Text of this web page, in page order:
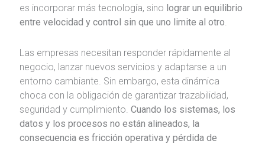
es incorporar más tecnología, sino lograr un equilibrio
entre velocidad y control sin que uno limite al otro.
Las empresas necesitan responder rápidamente al
negocio, lanzar nuevos servicios y adaptarse a un
entorno cambiante. Sin embargo, esta dinámica
choca con la obligación de garantizar trazabilidad,
seguridad y cumplimiento. Cuando los sistemas, los
datos y los procesos no están alineados, la
consecuencia es fricción operativa y pérdida de